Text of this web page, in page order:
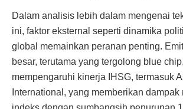
Dalam analisis lebih dalam mengenai
ini, faktor eksternal seperti dinamika
global memainkan peranan penting.
besar, terutama yang tergolong blue
mempengaruhi kinerja IHSG, termasuk
International, yang memberikan dampak